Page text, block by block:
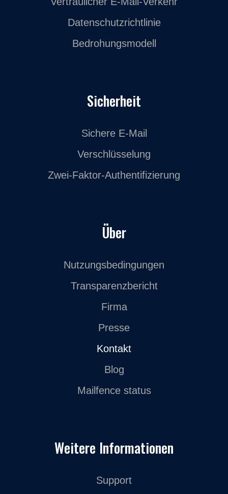
Datenschutzrichtlinie
Bedrohungsmodell
Sicherheit
Sichere E-Mail
Verschlüsselung
Zwei-Faktor-Authentifizierung
Über
Nutzungsbedingungen
Transparenzbericht
Firma
Presse
Kontakt
Blog
Mailfence status
Weitere Informationen
Support